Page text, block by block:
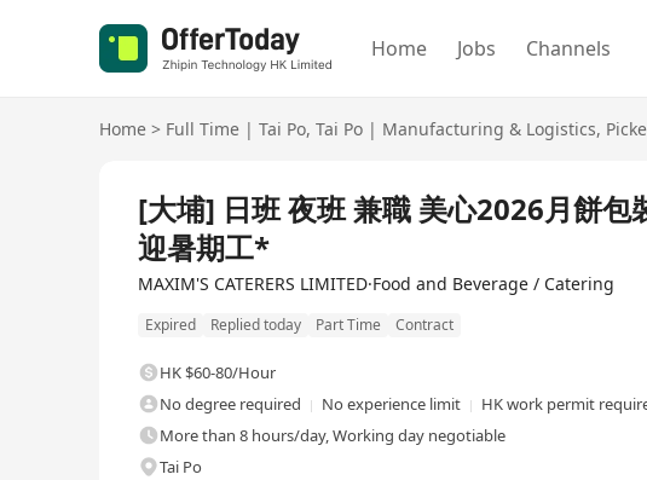
Home Jobs Channels
Home > Full Time | Tai Po, Tai Po | Manufacturing & Logistics,
[大埔] 日班 夜班 兼職 美心2026月餅
迎暑期工*
MAXIM'S CATERERS LIMITED·Food and Beverage / Catering
Expired Replied today Part Time Contract
HK $60-80/Hour
No degree required
No experience limit
HK work permit
More than 8 hours/day, Working day negotiable
Tai Po